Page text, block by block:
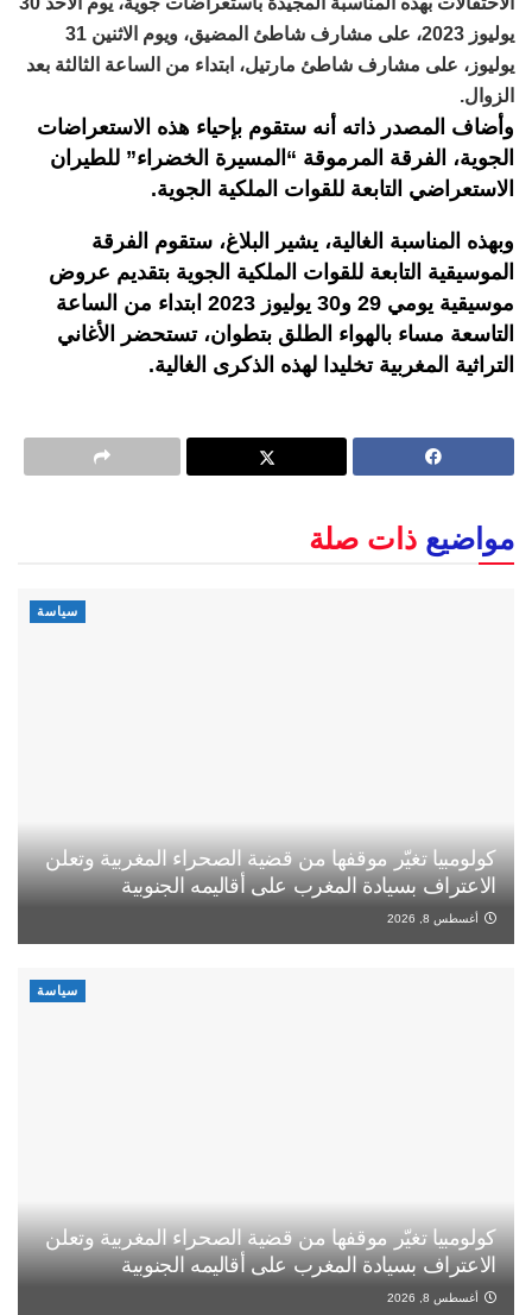
يوليوز 2023، على مشارف شاطئ المضيق، ويوم الاثنين 31
يوليوز، على مشارف شاطئ مارتيل، ابتداء من الساعة الثالثة بعد
الزوال.
وأضاف المصدر ذاته أنه ستقوم بإحياء هذه الاستعراضات
الجوية، الفرقة المرموقة “المسيرة الخضراء” للطيران
الاستعراضي التابعة للقوات الملكية الجوية.
وبهذه المناسبة الغالية، يشير البلاغ، ستقوم الفرقة
الموسيقية التابعة للقوات الملكية الجوية بتقديم عروض
موسيقية يومي 29 و30 يوليوز 2023 ابتداء من الساعة
التاسعة مساء بالهواء الطلق بتطوان، تستحضر الأغاني
التراثية المغربية تخليدا لهذه الذكرى الغالية.
مواضيع ذات صلة
سياسة
كولومبيا تغيّر موقفها من قضية الصحراء المغربية وتعلن
الاعتراف بسيادة المغرب على أقاليمه الجنوبية
أغسطس 8, 2026
سياسة
كولومبيا تغيّر موقفها من قضية الصحراء المغربية وتعلن
الاعتراف بسيادة المغرب على أقاليمه الجنوبية
أغسطس 8, 2026